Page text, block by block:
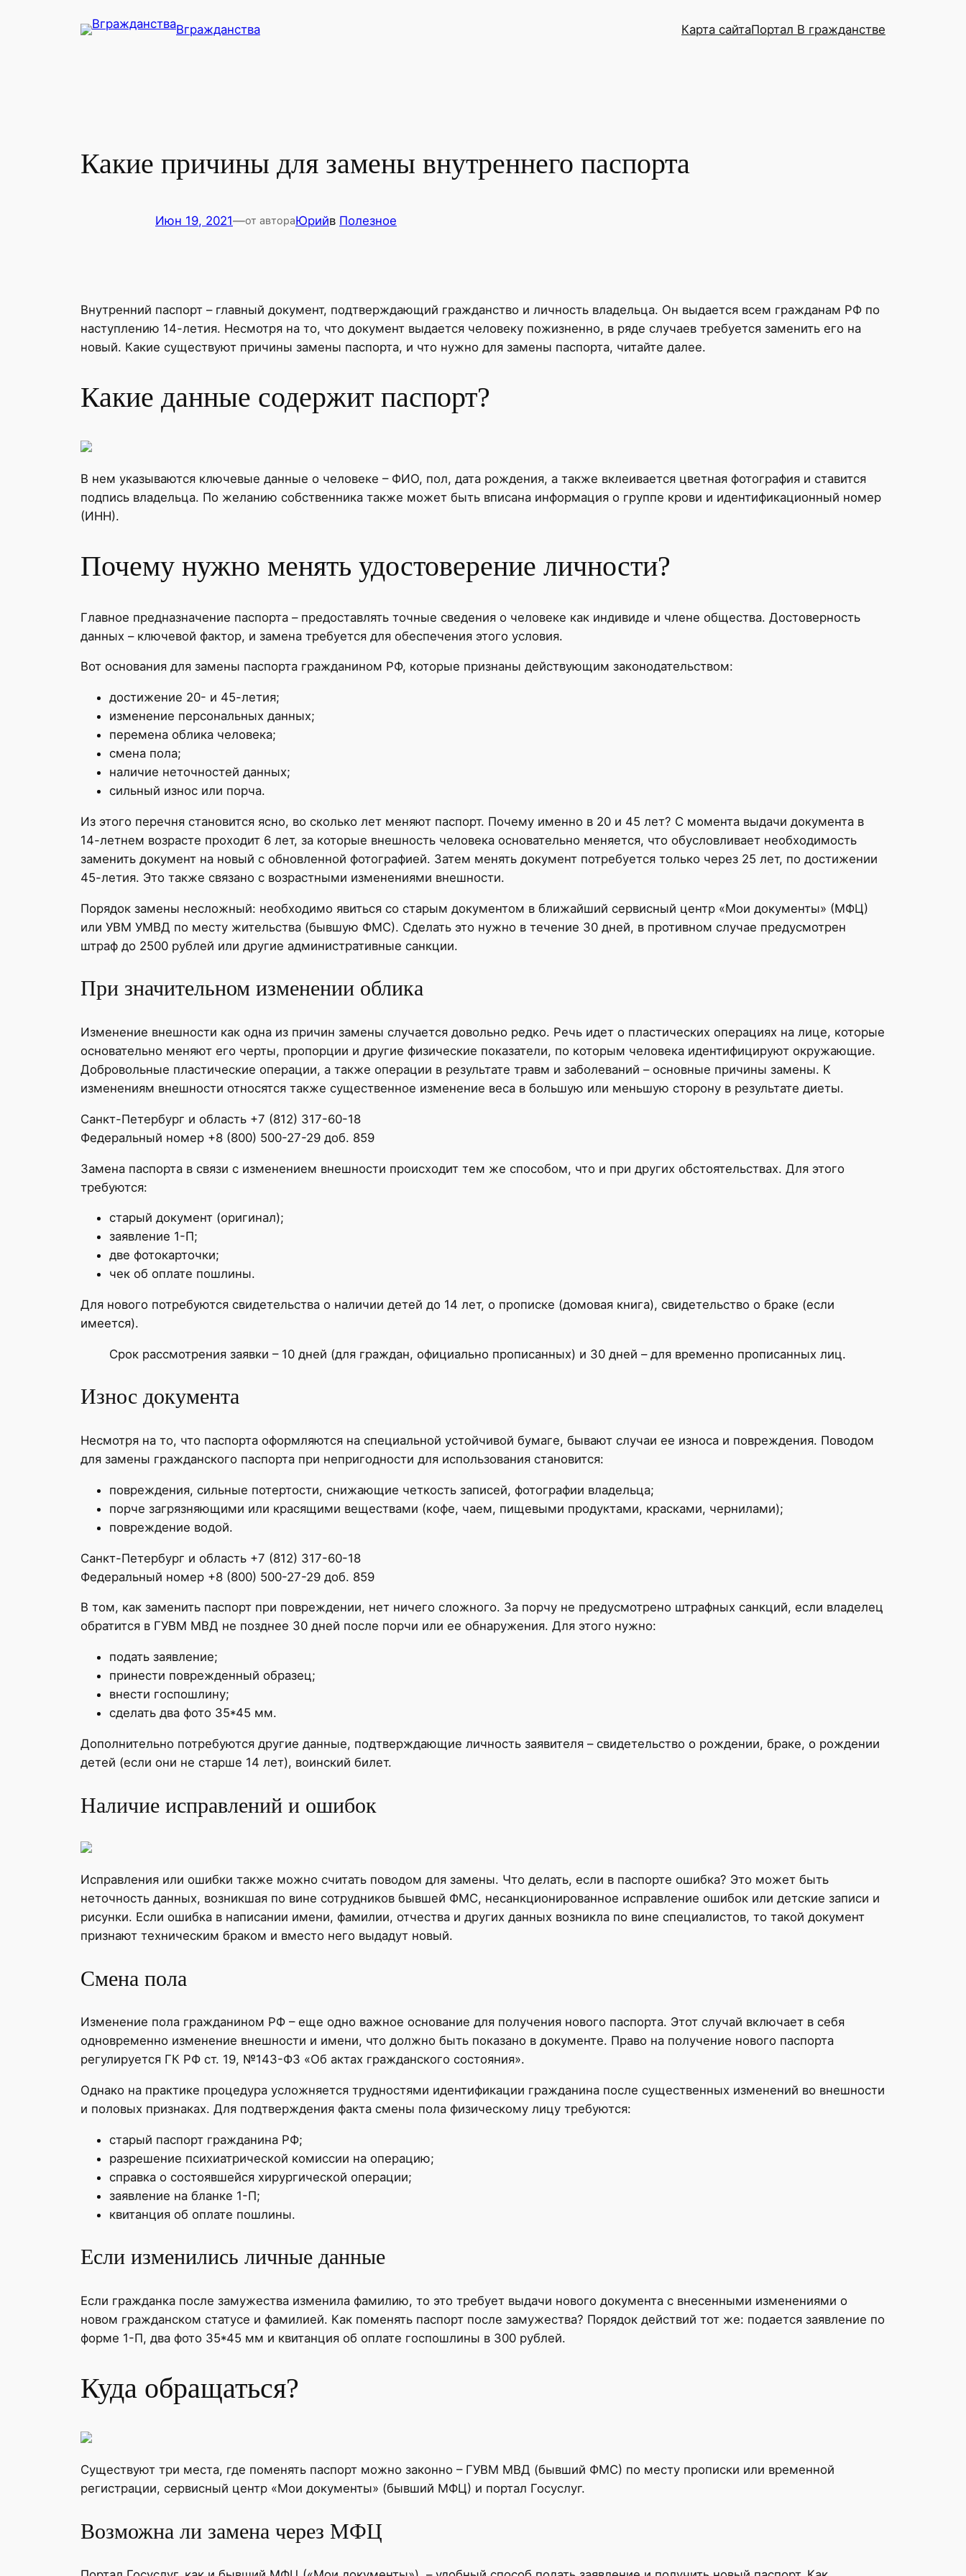
Вгражданства Карта сайтаПортал В гражданстве
Какие причины для замены внутреннего паспорта
Июн 19, 2021—от автораЮрийв Полезное
Внутренний паспорт – главный документ, подтверждающий гражданство и личность владельца. Он выдается всем гражданам РФ по
наступлению 14-летия. Несмотря на то, что документ выдается человеку пожизненно, в ряде случаев требуется заменить его на
новый. Какие существуют причины замены паспорта, и что нужно для замены паспорта, читайте далее.
Какие данные содержит паспорт?
В нем указываются ключевые данные о человеке – ФИО, пол, дата рождения, а также вклеивается цветная фотография и ставится
подпись владельца. По желанию собственника также может быть вписана информация о группе крови и идентификационный номер
(ИНН).
Почему нужно менять удостоверение личности?
Главное предназначение паспорта – предоставлять точные сведения о человеке как индивиде и члене общества. Достоверность
данных – ключевой фактор, и замена требуется для обеспечения этого условия.
Вот основания для замены паспорта гражданином РФ, которые признаны действующим законодательством:
достижение 20- и 45-летия;
изменение персональных данных;
перемена облика человека;
смена пола;
наличие неточностей данных;
сильный износ или порча.
Из этого перечня становится ясно, во сколько лет меняют паспорт. Почему именно в 20 и 45 лет? С момента выдачи документа в
14-летнем возрасте проходит 6 лет, за которые внешность человека основательно меняется, что обусловливает необходимость
заменить документ на новый с обновленной фотографией. Затем менять документ потребуется только через 25 лет, по достижении
45-летия. Это также связано с возрастными изменениями внешности.
Порядок замены несложный: необходимо явиться со старым документом в ближайший сервисный центр «Мои документы» (МФЦ)
или УВМ УМВД по месту жительства (бывшую ФМС). Сделать это нужно в течение 30 дней, в противном случае предусмотрен
штраф до 2500 рублей или другие административные санкции.
При значительном изменении облика
Изменение внешности как одна из причин замены случается довольно редко. Речь идет о пластических операциях на лице, которые
основательно меняют его черты, пропорции и другие физические показатели, по которым человека идентифицируют окружающие.
Добровольные пластические операции, а также операции в результате травм и заболеваний – основные причины замены. К
изменениям внешности относятся также существенное изменение веса в большую или меньшую сторону в результате диеты.
Санкт-Петербург и область +7 (812) 317-60-18
Федеральный номер +8 (800) 500-27-29 доб. 859
Замена паспорта в связи с изменением внешности происходит тем же способом, что и при других обстоятельствах. Для этого
требуются:
старый документ (оригинал);
заявление 1-П;
две фотокарточки;
чек об оплате пошлины.
Для нового потребуются свидетельства о наличии детей до 14 лет, о прописке (домовая книга), свидетельство о браке (если
имеется).
Срок рассмотрения заявки – 10 дней (для граждан, официально прописанных) и 30 дней – для временно прописанных лиц.
Износ документа
Несмотря на то, что паспорта оформляются на специальной устойчивой бумаге, бывают случаи ее износа и повреждения. Поводом
для замены гражданского паспорта при непригодности для использования становится:
повреждения, сильные потертости, снижающие четкость записей, фотографии владельца;
порче загрязняющими или красящими веществами (кофе, чаем, пищевыми продуктами, красками, чернилами);
повреждение водой.
Санкт-Петербург и область +7 (812) 317-60-18
Федеральный номер +8 (800) 500-27-29 доб. 859
В том, как заменить паспорт при повреждении, нет ничего сложного. За порчу не предусмотрено штрафных санкций, если владелец
обратится в ГУВМ МВД не позднее 30 дней после порчи или ее обнаружения. Для этого нужно:
подать заявление;
принести поврежденный образец;
внести госпошлину;
сделать два фото 35*45 мм.
Дополнительно потребуются другие данные, подтверждающие личность заявителя – свидетельство о рождении, браке, о рождении
детей (если они не старше 14 лет), воинский билет.
Наличие исправлений и ошибок
Исправления или ошибки также можно считать поводом для замены. Что делать, если в паспорте ошибка? Это может быть
неточность данных, возникшая по вине сотрудников бывшей ФМС, несанкционированное исправление ошибок или детские записи и
рисунки. Если ошибка в написании имени, фамилии, отчества и других данных возникла по вине специалистов, то такой документ
признают техническим браком и вместо него выдадут новый.
Смена пола
Изменение пола гражданином РФ – еще одно важное основание для получения нового паспорта. Этот случай включает в себя
одновременно изменение внешности и имени, что должно быть показано в документе. Право на получение нового паспорта
регулируется ГК РФ ст. 19, №143-ФЗ «Об актах гражданского состояния».
Однако на практике процедура усложняется трудностями идентификации гражданина после существенных изменений во внешности
и половых признаках. Для подтверждения факта смены пола физическому лицу требуются:
старый паспорт гражданина РФ;
разрешение психиатрической комиссии на операцию;
справка о состоявшейся хирургической операции;
заявление на бланке 1-П;
квитанция об оплате пошлины.
Если изменились личные данные
Если гражданка после замужества изменила фамилию, то это требует выдачи нового документа с внесенными изменениями о
новом гражданском статусе и фамилией. Как поменять паспорт после замужества? Порядок действий тот же: подается заявление по
форме 1-П, два фото 35*45 мм и квитанция об оплате госпошлины в 300 рублей.
Куда обращаться?
Существуют три места, где поменять паспорт можно законно – ГУВМ МВД (бывший ФМС) по месту прописки или временной
регистрации, сервисный центр «Мои документы» (бывший МФЦ) и портал Госуслуг.
Возможна ли замена через МФЦ